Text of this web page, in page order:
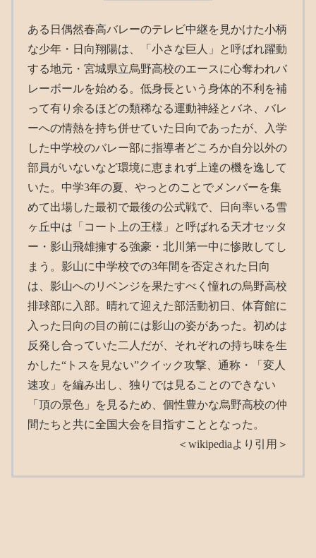
ある日偶然春高バレーのテレビ中継を見かけた小柄
な少年・日向翔陽は、「小さな巨人」と呼ばれ躍動
する地元・宮城県立烏野高校のエースに心奪われバ
レーボールを始める。低身長という身体的不利を補
って有り余るほどの類稀なる運動神経とバネ、バレ
ーへの情熱を持ち併せていた日向であったが、入学
した中学校のバレー部に指導者どころか自分以外の
部員がいないなど環境に恵まれず上達の機を逸して
いた。中学3年の夏、やっとのことでメンバーを集
めて出場した最初で最後の公式戦で、日向率いる雪
ヶ丘中は「コート上の王様」と呼ばれる天才セッタ
ー・影山飛雄擁する強豪・北川第一中に惨敗してし
まう。影山に中学校での3年間を否定された日向
は、影山へのリベンジを果たすべく憧れの烏野高校
排球部に入部。晴れて迎えた部活動初日、体育館に
入った日向の目の前には影山の姿があった。初めは
反発し合っていた二人だが、それぞれの持ち味を生
かした“トスを見ない”クイック攻撃、通称・「変人
速攻」を編み出し、独りでは見ることのできない
「頂の景色」を見るため、個性豊かな烏野高校の仲
間たちと共に全国大会を目指すこととなった。
＜wikipediaより引用＞